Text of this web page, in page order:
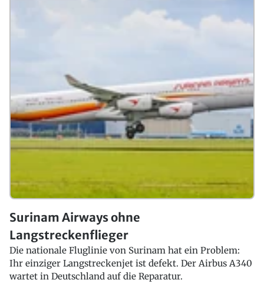
Surinam Airways ohne
Langstreckenflieger
Die nationale Fluglinie von Surinam hat ein Problem:
Ihr einziger Langstreckenjet ist defekt. Der Airbus A340
wartet in Deutschland auf die Reparatur.